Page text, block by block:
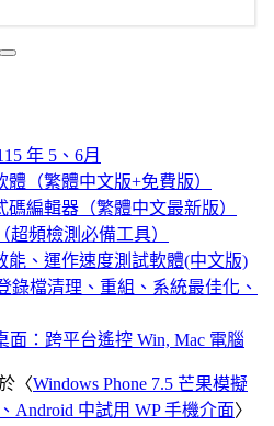
Search
年 5、6月
（繁體中文版+免費版）
碼編輯器（繁體中文最新版）
超頻檢測必備工具）
能、運作速度測試軟體(中文版)
錄檔清理、重組、系統最佳化、
面：跨平台遙控 Win, Mac 電腦
〈Windows Phone 7.5 芒果模擬
Android 中試用 WP 手機介面〉